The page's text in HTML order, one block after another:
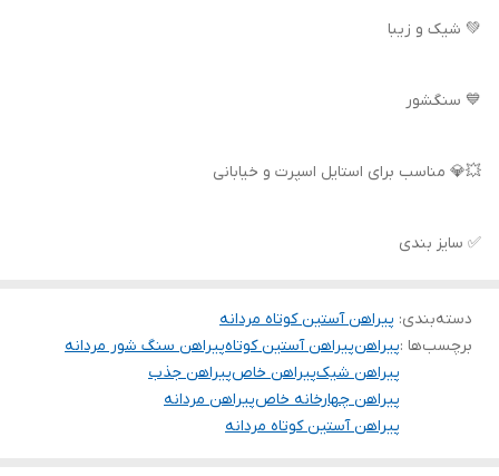
💚 شیک و زیبا
💙 سنگشور
💥💎 مناسب برای استایل اسپرت و خیابانی
✅ سایز بندی
دسته‌بندی: پیراهن آستین کوتاه مردانه
برچسب‌ها :پیراهنپیراهن آستین کوتاهپیراهن سنگ شور مردانه
پیراهن شیکپیراهن خاصپیراهن جذب
پیراهن چهارخانه خاصپیراهن مردانه
پیراهن آستین کوتاه مردانه